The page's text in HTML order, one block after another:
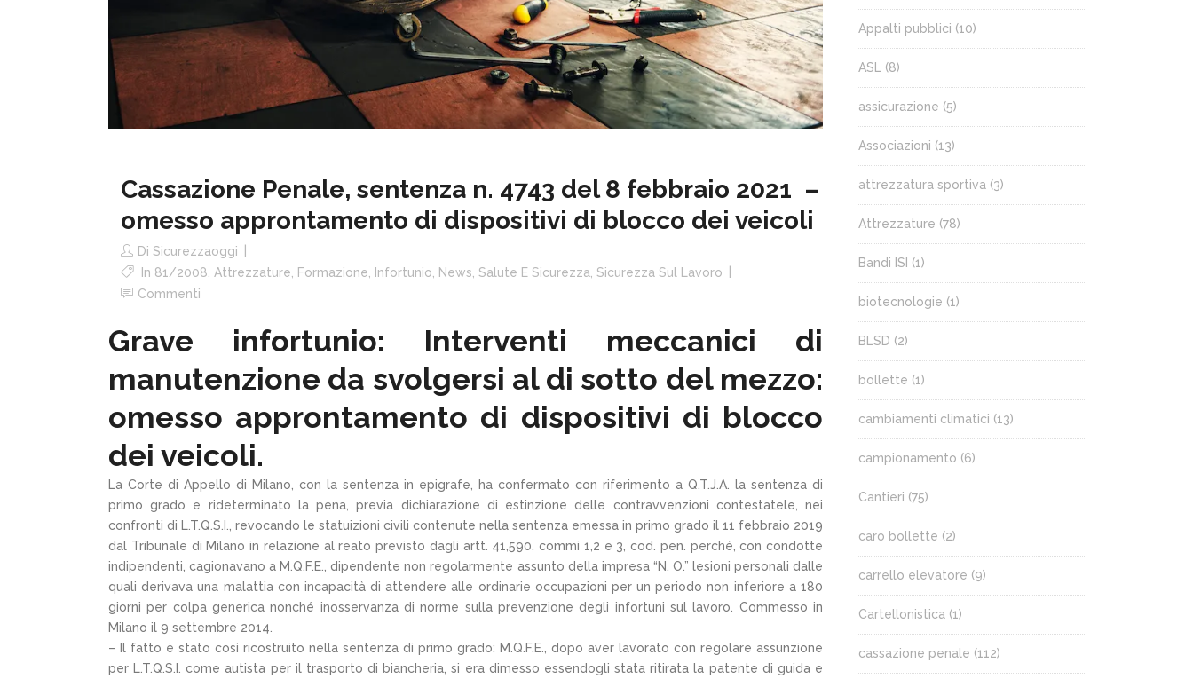
Cassazione Penale, sentenza n. 4743 del 8 febbraio 2021 –
omesso approntamento di dispositivi di blocco dei veicoli
Di Sicurezzaoggi
In 81/2008 Attrezzature Formazione Infortunio News Salute E Sicurezza Sicurezza Sul Lavoro
Commenti
Grave infortunio: Interventi meccanici di
manutenzione da svolgersi al di sotto del mezzo:
omesso approntamento di dispositivi di blocco
dei veicoli.
La Corte di Appello di Milano, con la sentenza in epigrafe, ha confermato con riferimento a Q.T.J.A. la sentenza di
primo grado e rideterminato la pena, previa dichiarazione di estinzione delle contravvenzioni contestatele, nei
confronti di L.T.Q.S.I., revocando le statuizioni civili contenute nella sentenza emessa in primo grado il 11 febbraio 2019
dal Tribunale di Milano in relazione al reato previsto dagli artt. 41,590, commi 1,2 e 3, cod. pen. perché, con condotte
indipendenti, cagionavano a M.Q.F.E., dipendente non regolarmente assunto della impresa “N. O.” lesioni personali dalle
quali derivava una malattia con incapacità di attendere alle ordinarie occupazioni per un periodo non inferiore a 180
giorni per colpa generica nonché inosservanza di norme sulla prevenzione degli infortuni sul lavoro. Commesso in
Milano il 9 settembre 2014.
– Il fatto è stato così ricostruito nella sentenza di primo grado: M.Q.F.E., dopo aver lavorato con regolare assunzione
per L.T.Q.S.I. come autista per il trasporto di biancheria, si era dimesso essendogli stata ritirata la patente di guida e
Appalti pubblici (10)
ASL (8)
assicurazione (5)
Associazioni (13)
attrezzatura sportiva (3)
Attrezzature (78)
Bandi ISI (1)
biotecnologie (1)
BLSD (2)
bollette (1)
cambiamenti climatici (13)
campionamento (6)
Cantieri (75)
caro bollette (2)
carrello elevatore (9)
Cartellonistica (1)
cassazione penale (112)